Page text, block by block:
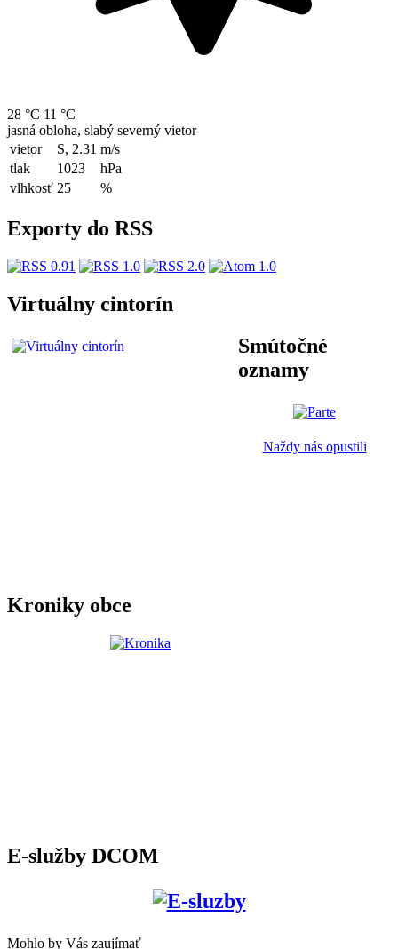
28 °C 11 °C
jasná obloha, slabý severný vietor
vietor
S, 2.31 m/s
tlak
1023
hPa
vlhkosť 25 %
Exporty do RSS
Virtuálny cintorín
Smútočné
oznamy
Naždy nás opustili
Kroniky obce
E-služby DCOM
Mohlo by Vás zaujímať